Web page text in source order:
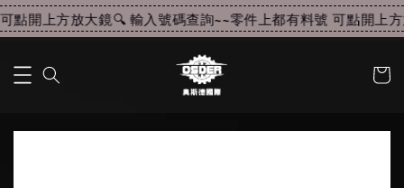
點開上方放大鏡🔍 輸入號碼查詢~~零件上都有料號 可點開上方